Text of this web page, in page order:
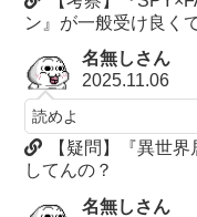
ン』が一般受け良く
名無しさん
2025.11.06
読めよ
【疑問】『異世
してんの？
名無しさん